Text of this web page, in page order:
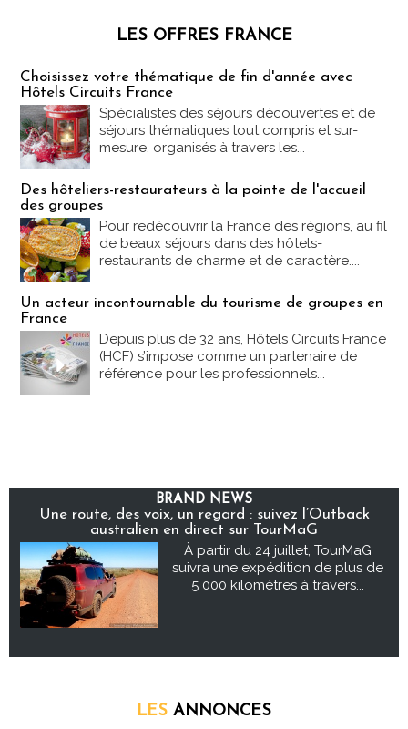
LES OFFRES FRANCE
Choisissez votre thématique de fin d'année avec
Hôtels Circuits France
Spécialistes des séjours découvertes et de
séjours thématiques tout compris et sur-
mesure, organisés à travers les...
Des hôteliers-restaurateurs à la pointe de l'accueil
des groupes
Pour redécouvrir la France des régions, au fil
de beaux séjours dans des hôtels-
restaurants de charme et de caractère....
Un acteur incontournable du tourisme de groupes en
France
Depuis plus de 32 ans, Hôtels Circuits France
(HCF) s’impose comme un partenaire de
référence pour les professionnels...
BRAND NEWS
Une route, des voix, un regard : suivez l’Outback
australien en direct sur TourMaG
À partir du 24 juillet, TourMaG
suivra une expédition de plus de
5 000 kilomètres à travers...
LES ANNONCES